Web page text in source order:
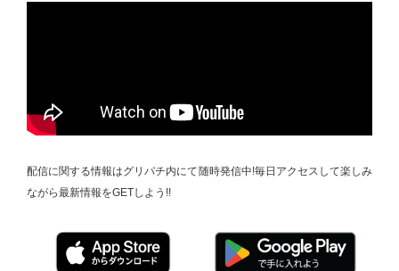
配信に関する情報はグリパチ内にて随時発信中!毎日アクセスして楽しみ
ながら最新情報をGETしよう!!